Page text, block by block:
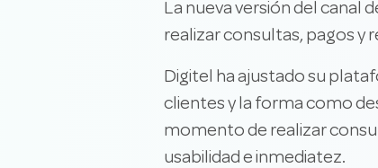
La nueva versión del canal
realizar consultas, pagos y
Digitel ha ajustado su
clientes y la forma como
momento de realizar
usabilidad e inmediatez.